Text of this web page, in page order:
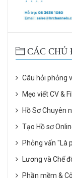
CÁC CHỦ
Câu hỏi phỏng
Mẹo viết CV &
Hồ Sơ Chuyên
Tạo Hồ sơ
Phỏng vấn "Là
Lương và Chế
Phần mềm &